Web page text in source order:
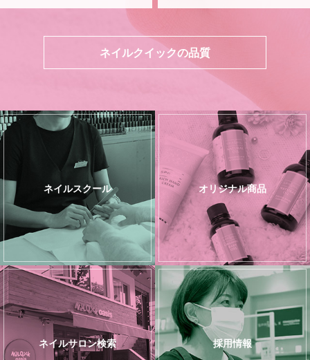
ネイルクイックの品質
ネイルスクール オリジナル商品
ネイルサロン検索 採用情報